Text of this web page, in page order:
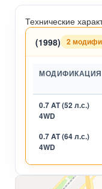
Технические
(1998)
2
МОДИФИКАЦИЯ
0.7 AT (52 л.с.)
4WD
0.7 AT (64 л.с.)
4WD